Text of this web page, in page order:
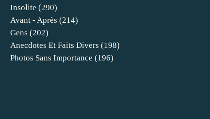
Insolite (290)
Avant - Après (214)
Gens (202)
Anecdotes Et Faits Divers (198)
Photos Sans Importance (196)